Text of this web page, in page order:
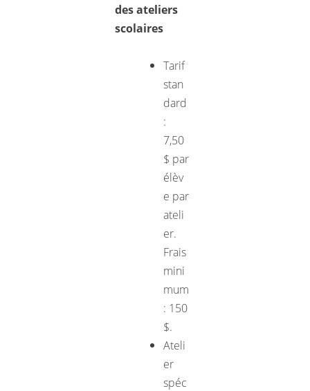
des ateliers
scolaires
Tarif
stan
dard
:
7,50
$ par
élèv
e par
ateli
er.
Frais
mini
mum
: 150
$.
Ateli
er
spéc